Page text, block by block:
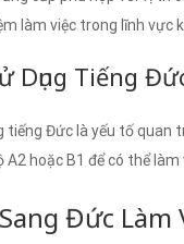
làm việc trong lĩnh vực
Dụng Tiếng
tiếng Đức là yếu tố
hoặc B1 để có thể làm
Đức Làm